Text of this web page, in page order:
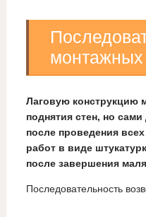
монтажных
Лаговую конструкцию
поднятия стен, но
после проведения
работ в виде
после завершения
Последовательность